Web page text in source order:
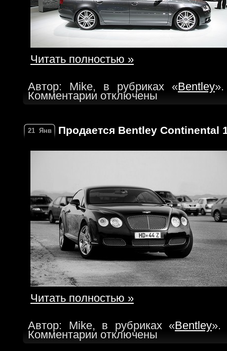
Читать полностью »
Автор: Mike, в рубриках «Bentley
Комментарии отключены
21 Янв Продается Bentley Continental
Читать полностью »
Автор: Mike, в рубриках «Bentley».
Комментарии отключены